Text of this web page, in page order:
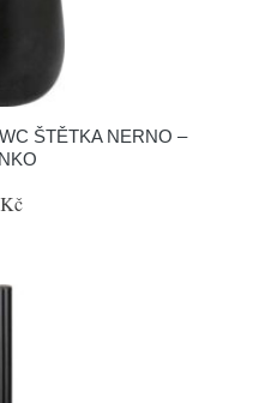
ŠTĚTKA NERNO –